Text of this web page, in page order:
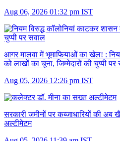
Aug 06, 2026 01:32 pm IST
आगर मालवा में भूमाफियाओं का खेल! :
को लाखों का चूना, जिम्मेदारों की चुप्पी पर
Aug 05, 2026 12:26 pm IST
सरकारी जमीनों पर कब्जाधारियों की अब
अल्टीमेटम